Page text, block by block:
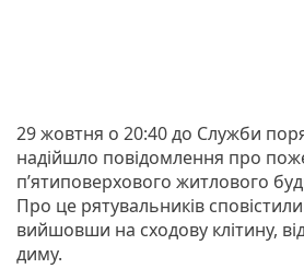
29 жовтня о 20:40 до Служби
надійшло повідомлення про
п’ятиповерхового житлового
Про це рятувальників сповістили
вийшовши на сходову клітину,
диму.